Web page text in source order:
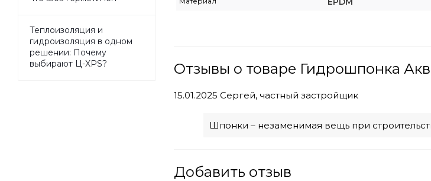
Отзывы о товаре Гидрошпонка
15.01.2025 Сергей, частный застройщик
Шпонки – незаменимая вещь при
Добавить отзыв
Теплоизоляция и
гидроизоляция в одном
решении: Почему
выбирают Ц-XPS?